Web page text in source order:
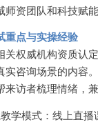
师资团队和科技赋
重点与实操经验
关权威机构资质认
实咨询场景的内容
访者梳理情绪，
学模式：线上直